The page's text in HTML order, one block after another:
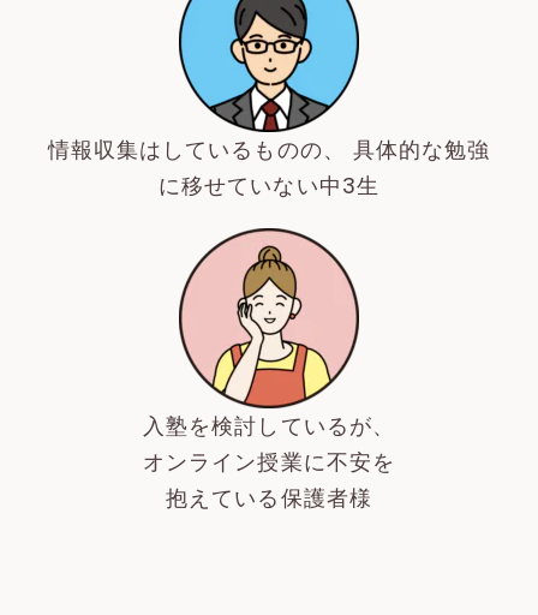
情報収集はしているものの、 具体的な勉強
に移せていない中3生
入塾を検討しているが、
オンライン授業に不安を
抱えている保護者様